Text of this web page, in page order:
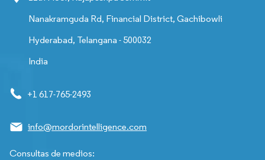
Nanakramguda Rd, Financial District, Gachibowli
Hyderabad, Telangana - 500032
India
+1 617-765-2493
info@mordorintelligence.com
Consultas de medios: